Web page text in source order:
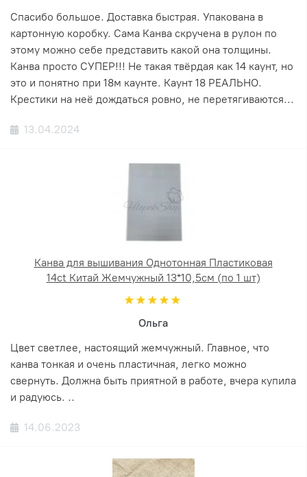
Спасибо большое. Доставка быстрая. Упакована в
картонную коробку. Сама Канва скручена в рулон по
этому можно себе представить какой она толщины.
Канва просто СУПЕР!!! Не такая твёрдая как 14 каунт, но
это и понятно при 18м каунте. Каунт 18 РЕАЛЬНО.
Крестики на неё дождаться ровно, не перетягиваются...
13.04.2024
Канва для вышивания Однотонная Пластиковая
14ct Китай Жемчужный 13*10,5см (по 1 шт)
Ольга
Цвет светлее, настоящий жемчужный. Главное, что
канва тонкая и очень пластичная, легко можно
свернуть. Должна быть приятной в работе, вчера купила
и радуюсь. ..
14.06.2023